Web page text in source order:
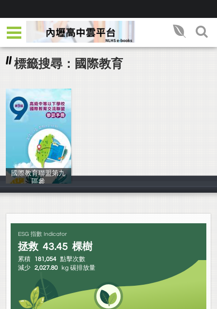
標籤搜尋：國際教育
國際教育聯盟第九
區參
嘉義高工
ESG 指數 Indicator
拯救 43.45 棵樹
累積 181,054 點擊次數
減少 2,027.80 kg 碳排放量